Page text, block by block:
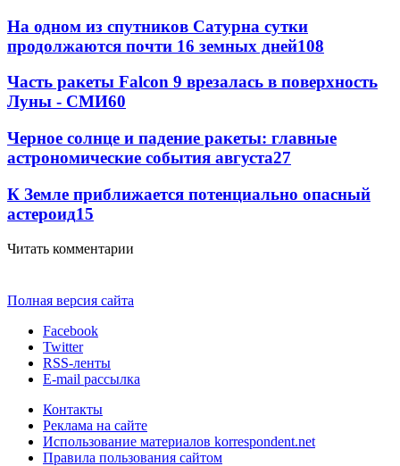
На одном из спутников Сатурна сутки
продолжаются почти 16 земных дней108
Часть ракеты Falcon 9 врезалась в поверхность
Луны - СМИ60
Черное солнце и падение ракеты: главные
астрономические события августа27
К Земле приближается потенциально опасный
астероид15
Читать комментарии
Полная версия сайта
Facebook
Twitter
RSS-ленты
E-mail рассылка
Контакты
Реклама на сайте
Использование материалов korrespondent.net
Правила пользования сайтом